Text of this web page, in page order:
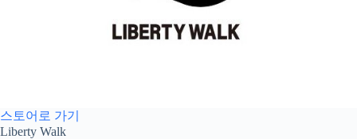
스토어로 가기
Liberty Walk